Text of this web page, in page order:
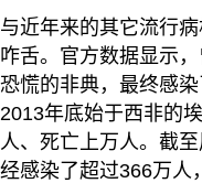
与近年来的其它流行
咋舌。官方数据显示
恐慌的非典，最终感染
2013年底始于西非的
人、死亡上万人。截
经感染了超过366万人